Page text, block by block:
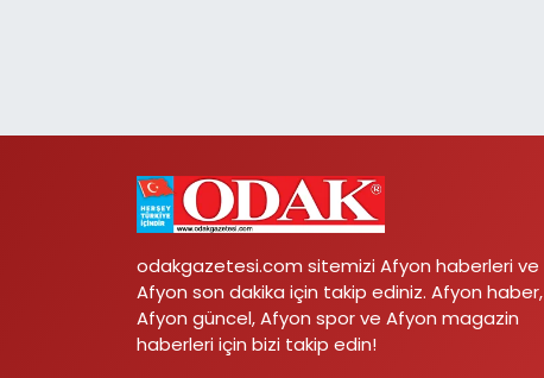
odakgazetesi.com sitemizi Afyon haberleri ve
Afyon son dakika için takip ediniz. Afyon haber,
Afyon güncel, Afyon spor ve Afyon magazin
haberleri için bizi takip edin!